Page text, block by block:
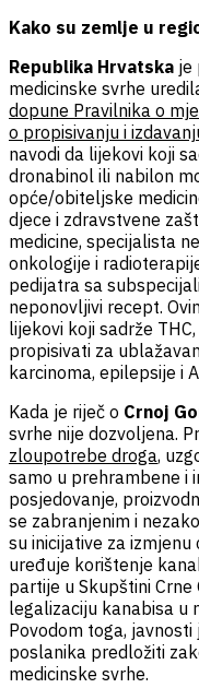
Kako su zemlje u
Republika Hrvatska je
medicinske svrhe
dopune Pravilnika o
o propisivanju i
navodi da lijekovi koji
dronabinol ili nabilon
opće/obiteljske
djece i zdravstvene
medicine, specijalista
onkologije i
pedijatra sa
neponovljivi recept.
lijekovi koji sadrže
propisivati za
karcinoma, epilepsije i
Kada je riječ o Crnoj
svrhe nije dozvoljena.
zloupotrebe droga,
samo u prehrambene i
posjedovanje,
se zabranjenim i
su inicijative za
uređuje korištenje
partije u Skupštini Crne
legalizaciju kanabisa u
Povodom toga, javnosti
poslanika predložiti
medicinske svrhe.